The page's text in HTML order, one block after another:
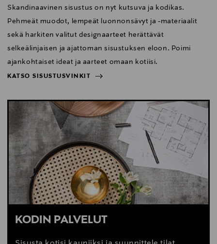
Skandinaavinen sisustus on nyt kutsuva ja kodikas.
Pehmeät muodot, lempeät luonnonsävyt ja -materiaalit
sekä harkiten valitut designaarteet herättävät
selkeälinjaisen ja ajattoman sisustuksen eloon. Poimi
ajankohtaiset ideat ja aarteet omaan kotiisi.
KATSO SISUSTUSVINKIT
KATSO SISUSTUSVINKIT
KODIN PALVELUT